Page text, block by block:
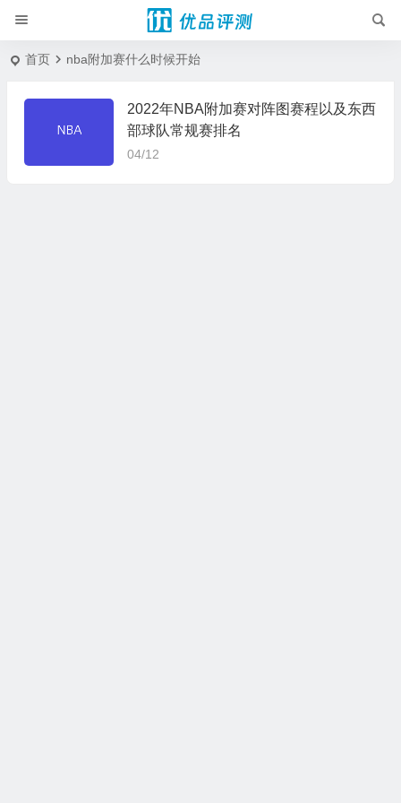
首页 nba附加赛什么时候开始
2022年NBA附加赛对阵图赛程以及东西
部球队常规赛排名
04/12